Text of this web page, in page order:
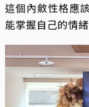
這個內斂性格應
能掌握自己的情緒